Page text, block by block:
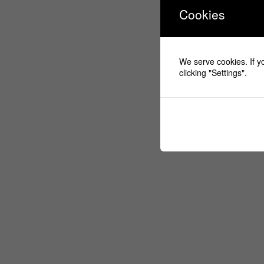
1 1/2
Cookies
We serve cookies. If
clicking "Settings".